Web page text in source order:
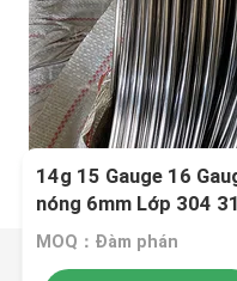
14g 15 Gauge 16
nóng 6mm Lớp 304
MOQ：Đàm phán